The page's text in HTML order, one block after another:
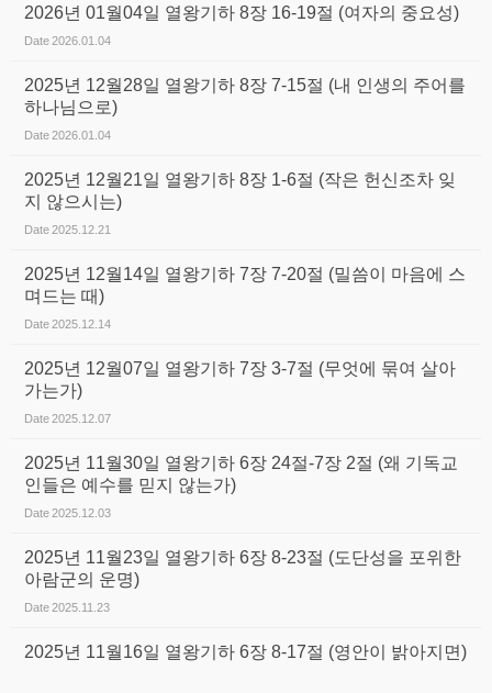
2026년 01월04일 열왕기하 8장 16-19절 (여자의 중요성)
Date2026.01.04
2025년 12월28일 열왕기하 8장 7-15절 (내 인생의 주어를
하나님으로)
Date2026.01.04
2025년 12월21일 열왕기하 8장 1-6절 (작은 헌신조차 잊
지 않으시는)
Date2025.12.21
2025년 12월14일 열왕기하 7장 7-20절 (밀씀이 마음에 스
며드는 때)
Date2025.12.14
2025년 12월07일 열왕기하 7장 3-7절 (무엇에 묶여 살아
가는가)
Date2025.12.07
2025년 11월30일 열왕기하 6장 24절-7장 2절 (왜 기독교
인들은 예수를 믿지 않는가)
Date2025.12.03
2025년 11월23일 열왕기하 6장 8-23절 (도단성을 포위한
아람군의 운명)
Date2025.11.23
2025년 11월16일 열왕기하 6장 8-17절 (영안이 밝아지면)